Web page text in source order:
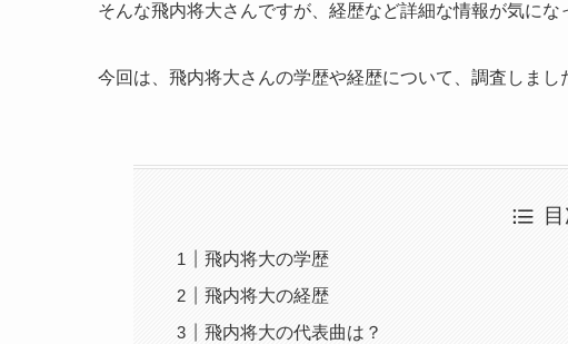
そんな飛内将大さんですが、経歴など詳細な情報が気にな
今回は、飛内将大さんの学歴や経歴について、調査しまし
飛内将大の学歴
飛内将大の経歴
飛内将大の代表曲は？